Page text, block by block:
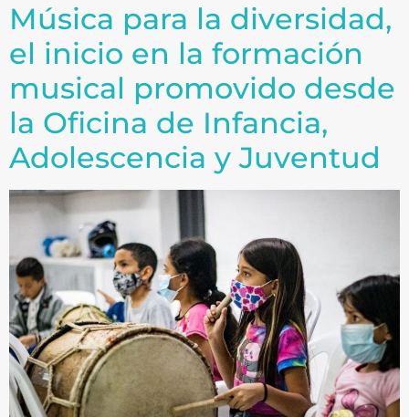
Música para la diversidad,
el inicio en la formación
musical promovido desde
la Oficina de Infancia,
Adolescencia y Juventud